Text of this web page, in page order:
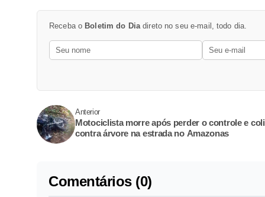
Receba o Boletim do Diadireto no seu e-mail, todo dia.
Anterior
Motociclista morre após perder o controle e
contra árvore na estrada no Amazonas
Comentários (0)